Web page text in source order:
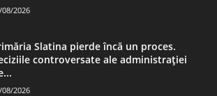
08/2026
Slatina pierde încă un proces.
controversate ale administrației
08/2026